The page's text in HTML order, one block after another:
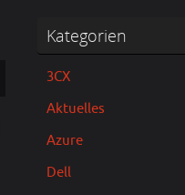
Kategorien
3CX
Aktuelles
Azure
Dell